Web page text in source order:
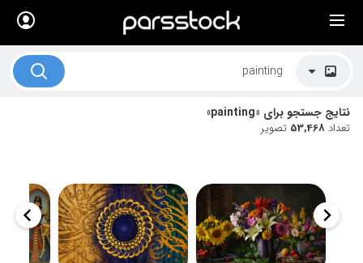
نتایج جستجو برای «painting»
تعداد 53,468 تصویر
× لیست قیمت ها
موضوعات تصاویر
هنرمندان ایرانی
کسب درآمد از فروش تصاویر
021 28428845